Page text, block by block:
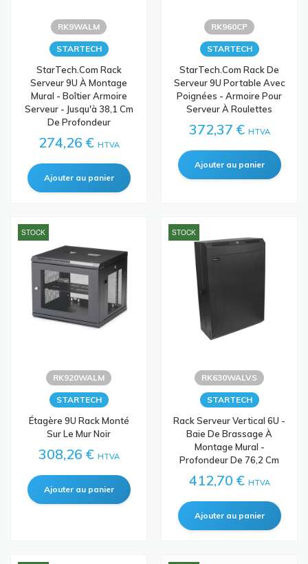
RK9WALM
STARTECH
StarTech.com Rack
Serveur 9U À Montage
Mural - Boîtier Armoire
Serveur - Jusqu'à 38,1 Cm
De Profondeur
274,26 € HTVA
RK960CP
STARTECH
StarTech.com Rack De
Serveur 9U Portable Avec
Poignées - Armoire Pour
Serveur À Roulettes
372,37 € HTVA
STOCK
RK920WALM
STARTECH
Étagère 9U Rack Monté
Sur Le Mur Noir
308,26 € HTVA
STOCK
RK630WALVS
STARTECH
Rack Serveur Vertical 6U -
Baie De Brassage À
Montage Mural -
Profondeur De 76,2 Cm
412,70 € HTVA